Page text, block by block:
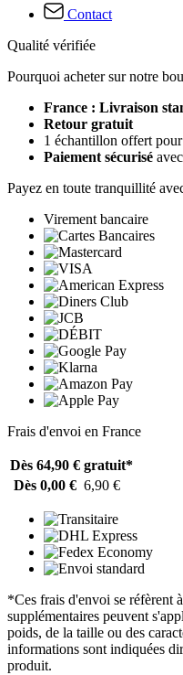
Contact
Qualité vérifiée
Pourquoi acheter sur notre
France : Livraison
Retour gratuit
1 échantillon offert
Paiement sécurisé
Payez en toute tranquillité
Virement bancaire
Frais d'envoi en France
Dès 64,90 € gratuit*
Dès 0,00 € 6,90 €
*Ces frais d'envoi se réfèrent
supplémentaires peuvent
poids, de la taille ou des
informations sont indiquées
produit.